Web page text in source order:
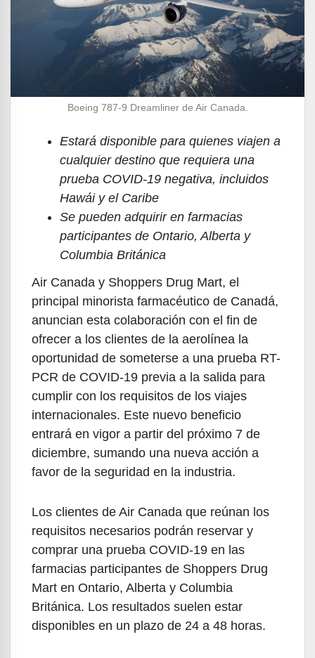
Boeing 787-9 Dreamliner de Air Canada.
Estará disponible para quienes viajen a
cualquier destino que requiera una
prueba COVID-19 negativa, incluidos
Hawái y el Caribe
Se pueden adquirir en farmacias
participantes de Ontario, Alberta y
Columbia Británica
Air Canada y Shoppers Drug Mart, el
principal minorista farmacéutico de Canadá,
anuncian esta colaboración con el fin de
ofrecer a los clientes de la aerolínea la
oportunidad de someterse a una prueba RT-
PCR de COVID-19 previa a la salida para
cumplir con los requisitos de los viajes
internacionales. Este nuevo beneficio
entrará en vigor a partir del próximo 7 de
diciembre, sumando una nueva acción a
favor de la seguridad en la industria.
Los clientes de Air Canada que reúnan los
requisitos necesarios podrán reservar y
comprar una prueba COVID-19 en las
farmacias participantes de Shoppers Drug
Mart en Ontario, Alberta y Columbia
Británica. Los resultados suelen estar
disponibles en un plazo de 24 a 48 horas.